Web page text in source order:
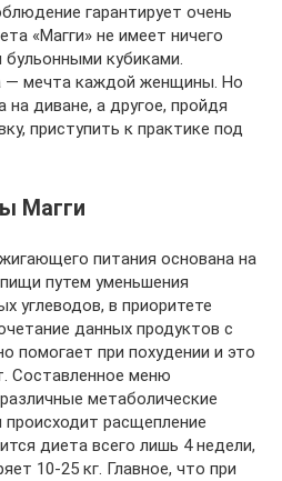
гарантирует очень
«Магги» не имеет ничего
кубиками.
— мечта каждой женщины. Но
диване, а другое, пройдя
приступить к практике под
Магги
питания основана на
путем уменьшения
углеводов, в приоритете
данных продуктов с
помогает при похудении и это
Составленное меню
метаболические
происходит расщепление
диета всего лишь 4 недели,
10-25 кг. Главное, что при